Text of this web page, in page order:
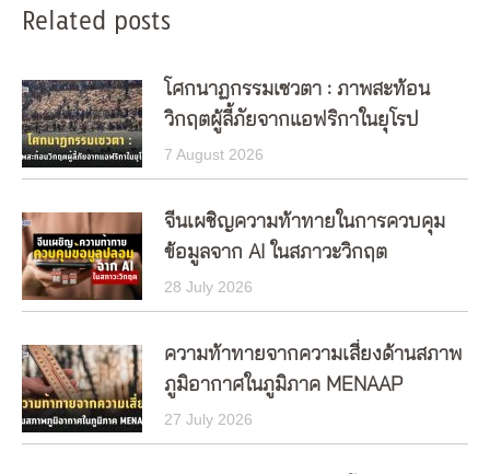
Related posts
โศกนาฏกรรมเซวตา : ภาพสะท้อน
วิกฤตผู้ลี้ภัยจากแอฟริกาในยุโรป
7 August 2026
จีนเผชิญความท้าทายในการควบคุม
ข้อมูลจาก AI ในสภาวะวิกฤต
28 July 2026
ความท้าทายจากความเสี่ยงด้านสภาพ
ภูมิอากาศในภูมิภาค MENAAP
27 July 2026